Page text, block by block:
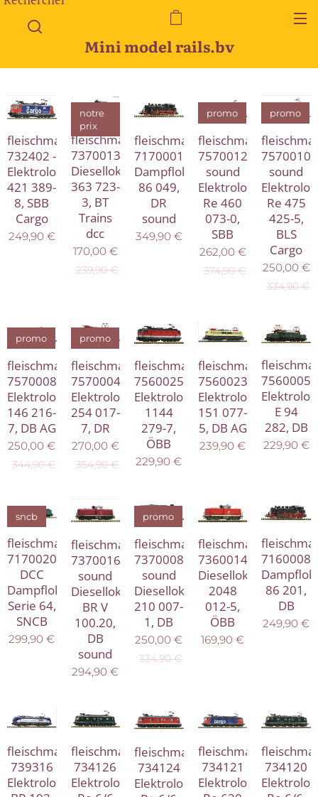
Mini model rails.bv
fleischmann
732402 -
Elektrolokomotive
421 389-
8, SBB
Cargo
249,90€
fleischmann
7370013
Diesellokomotive
363 723-
3, BT
Trains
dcc
notre
prix
170,00€
239,90€
fleischmann
71700016
Dampflokomotive
86 049,
DR
sound
349,90€
fleischmann
7570012
sound
Elektrolokomotive
Re 460
073-0,
SBB
promo
262,00€
374,90€
7570010
sound
Re 475
425-5,
BLS
Cargo
promo
250,00€
334,90€
fleischmann
7570008
Elektrolokomotive
146 216-
7, DB AG
promo
250,00 €
344,90€
fleischmann
7570004
Elektrolokomotive
254 017-
7, DR
promo
270,00€
354,90€
fleischmann
7560025
Elektrolokomotive
1144
279-7,
ÖBB
229,90 €
fleischmann
7560023
Elektrolokomotive
151 077-
5, DB AG
239,90 €
7560005
E 94
282, DB
229,90€
fleischmann
7170020
DCC
Dampflokomotive
Serie 64,
SNCB
sncb
299,90 €
fleischmann
7370016
sound
Diesellokomotive
BR V
100.20,
DB
sound
294,90 €
fleischmann
7370008
sound
Diesellokomotive
210 007-
1, DB
promo
250,00 €
334,90€
fleischmann
7360014
Diesellokomotive
2048
012-5,
ÖBB
169,90 €
7160008
86 201,
DB
249,90 €
fleischmann
739316
Elektrolokomotive
fleischmann
734126
Elektrolokomotive
fleischmann
734124
Elektrolokomotive
fleischmann
734121
Elektrolokomotive
734120